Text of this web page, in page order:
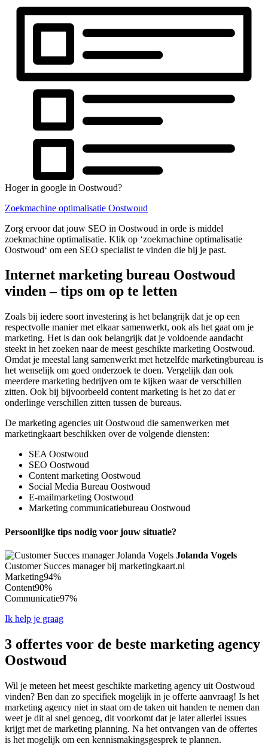
Hoger in google in Oostwoud?
Zoekmachine optimalisatie Oostwoud
Zorg ervoor dat jouw SEO in Oostwoud in orde is middel
zoekmachine optimalisatie. Klik op ‘zoekmachine optimalisatie
Oostwoud‘ om een SEO specialist te vinden die bij je past.
Internet marketing bureau Oostwoud
vinden – tips om op te letten
Zoals bij iedere soort investering is het belangrijk dat je op een
respectvolle manier met elkaar samenwerkt, ook als het gaat om je
marketing. Het is dan ook belangrijk dat je voldoende aandacht
steekt in het zoeken naar de meest geschikte marketing Oostwoud.
Omdat je meestal lang samenwerkt met hetzelfde marketingbureau is
het wenselijk om goed onderzoek te doen. Vergelijk dan ook
meerdere marketing bedrijven om te kijken waar de verschillen
zitten. Ook bij bijvoorbeeld content marketing is het zo dat er
onderlinge verschillen zitten tussen de bureaus.
De marketing agencies uit Oostwoud die samenwerken met
marketingkaart beschikken over de volgende diensten:
SEA Oostwoud
SEO Oostwoud
Content marketing Oostwoud
Social Media Bureau Oostwoud
E-mailmarketing Oostwoud
Marketing communicatiebureau Oostwoud
Persoonlijke tips nodig voor jouw situatie?
Jolanda Vogels
Customer Succes manager bij marketingkaart.nl
Marketing94%
Content90%
Communicatie97%
Ik help je graag
3 offertes voor de beste marketing agency
Oostwoud
Wil je meteen het meest geschikte marketing agency uit Oostwoud
vinden? Ben dan zo specifiek mogelijk in je offerte aanvraag! Is het
marketing agency niet in staat om de taken uit handen te nemen dan
weet je dit al snel genoeg, dit voorkomt dat je later allerlei issues
krijgt met de marketing planning. Na het ontvangen van de offertes
is het mogelijk om een kennismakingsgesprek te plannen.